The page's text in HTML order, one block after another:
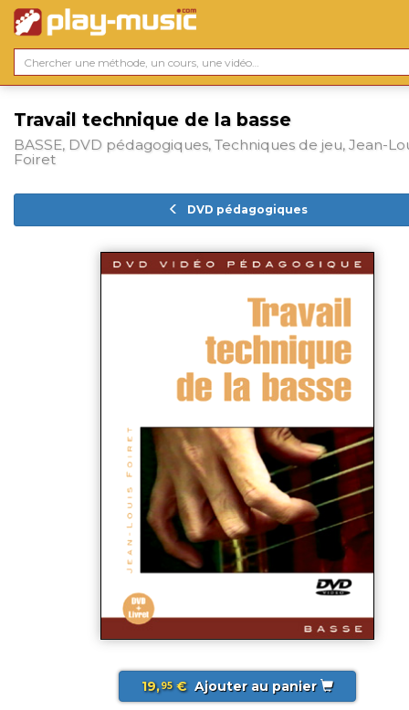
Travail technique de la basse
BASSE, DVD pédagogiques, Techniques de jeu, Jean-
Foiret
DVD pédagogiques
19,95€ Ajouter au panier